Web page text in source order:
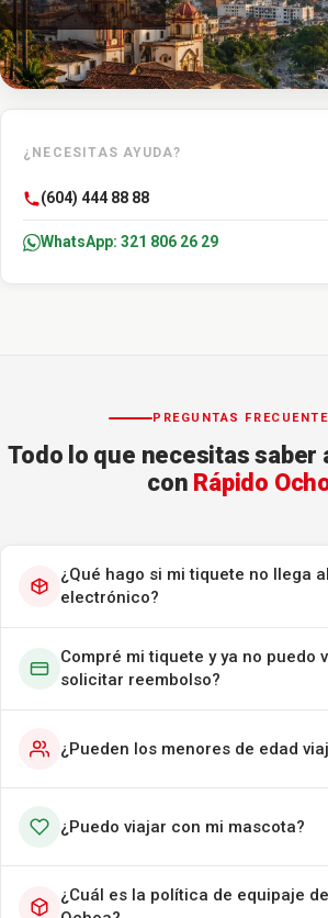
¿NECESITAS AYUDA?
(604) 444 88 88
WhatsApp: 321 806 26 29
PREGUNTAS
Todo lo que necesitas saber
con Rápido
¿Qué hago si mi tiquete no llega
electrónico?
Compré mi tiquete y ya no puedo
solicitar reembolso?
¿Pueden los menores de edad
¿Puedo viajar con mi mascota?
¿Cuál es la política de equipaje